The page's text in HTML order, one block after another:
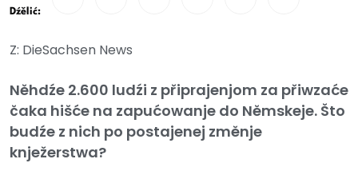
Dźělić:
Z: DieSachsen News
Něhdźe 2.600 ludźi z připrajenjom za přiwzaće
čaka hišće na zapućowanje do Němskeje. Što
budźe z nich po postajenej změnje
knježerstwa?